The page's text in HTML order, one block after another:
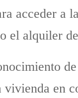
acceder a
el alquiler
en